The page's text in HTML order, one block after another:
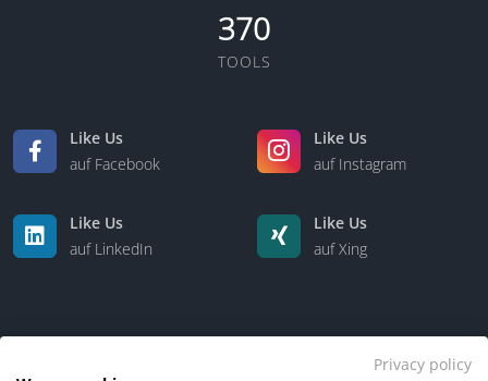
370
TOOLS
Like Us
auf Facebook
Like Us
auf Instagram
Like Us
auf LinkedIn
Like Us
auf Xing
Privacy policy